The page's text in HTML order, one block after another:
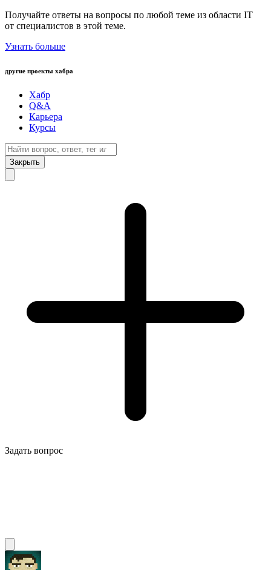
Получайте ответы на вопросы по любой теме из области IT
от специалистов в этой теме.
Узнать больше
другие проекты хабра
Хабр
Q&A
Карьера
Курсы
Закрыть
Задать вопрос